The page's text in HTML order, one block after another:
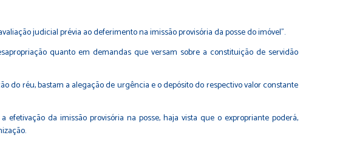
judicial prévia ao deferimento na imissão provisória da posse do imóvel".
quanto em demandas que versam sobre a constituição de servidão
do réu, bastam a alegação de urgência e o depósito do respectivo valor constante
da imissão provisória na posse, haja vista que o expropriante poderá,